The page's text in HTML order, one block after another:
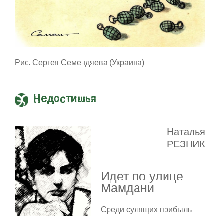
Рис. Сергея Семендяева (Украина)
Недостишья
Наталья
РЕЗНИК
Идет по улице
Мамдани
Среди сулящих прибыль